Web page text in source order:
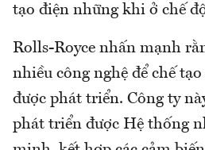
tạo điện những khi ở chế
Rolls-Royce nhấn mạnh
nhiều công nghệ để chế
được phát triển. Công ty
phát triển được Hệ thống